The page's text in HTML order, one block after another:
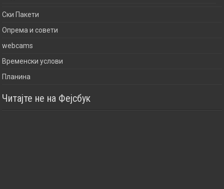
Ски Пакети
Опрема и совети
webcams
Временски услови
Планина
Читајте не на Фејсбук